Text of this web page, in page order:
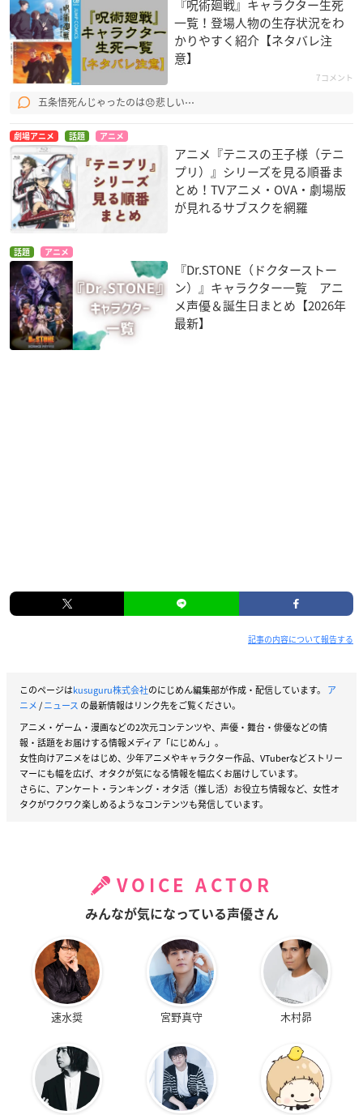
『呪術廻戦』キャラクター生死
一覧！登場人物の生存状況をわ
かりやすく紹介【ネタバレ注
意】
7コメント
五条悟死んじゃったのは😞悲しい⋯
劇場アニメ 話題 アニメ
アニメ『テニスの王子様（テニ
プリ）』シリーズを見る順番ま
とめ！TVアニメ・OVA・劇場版
が見れるサブスクを網羅
話題 アニメ
『Dr.STONE（ドクターストー
ン）』キャラクター一覧 アニ
メ声優＆誕生日まとめ【2026年
最新】
記事の内容について報告する
このページはkusuguru株式会社のにじめん編集部が作成・配信しています。 ア
ニメ/ニュース の最新情報はリンク先をご覧ください。
アニメ・ゲーム・漫画などの2次元コンテンツや、声優・舞台・俳優などの情
報・話題をお届けする情報メディア「にじめん」。
女性向けアニメをはじめ、少年アニメやキャラクター作品、VTuberなどストリー
マーにも幅を広げ、オタクが気になる情報を幅広くお届けしています。
さらに、アンケート・ランキング・オタ活（推し活）お役立ち情報など、女性オ
タクがワクワク楽しめるようなコンテンツも発信しています。
VOICE ACTOR
みんなが気になっている声優さん
速水奨 宮野真守 木村昴